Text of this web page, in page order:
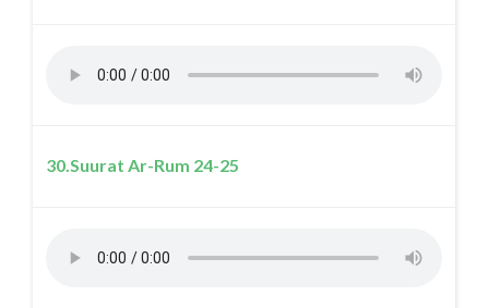
30.Suurat Ar-Rum 24-25